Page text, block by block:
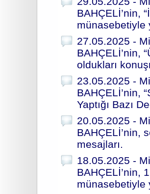
BAHÇELİ’nin,
münasebetiyle
27.05.2025 -
BAHÇELİ’nin,
oldukları
23.05.2025 -
BAHÇELİ’nin,
Yaptığı Bazı
20.05.2025 -
BAHÇELİ’nin,
mesajları.
18.05.2025 -
BAHÇELİ’nin,
münasebetiyle